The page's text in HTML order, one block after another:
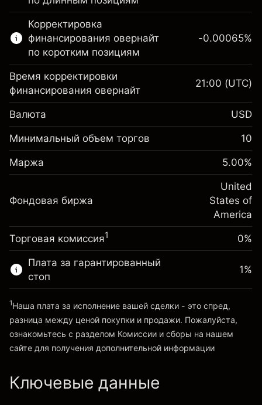
CFD
Маржа. Ваши
инвестиции
$1,000.00
Корректировка за
овернайт
Сборы рассчитываются от
полной стоимости позиции
%
(-$4.31)
~$20,000.00
$19,000.00
Корректировка
финансирования овернайт
по коротким позициям
Маржа. Ваши
инвестиции
$1,000.00
овернайт
полной стоимости позиции
-0.000654
%
(-$0.13)
Размер сделки с левереджем
~$20,000.00
Средства от левереджа ~ $
Перейти на платформу
-0.00065%
Время корректировки
финансирования овернайт
21:00 (UTC)
Валюта USD
Минимальный объем торгов 10
Маржа 5.00%
Фондовая биржа
United
States of
America
Торговая комиссия1 0%
Плата за гарантированный
стоп
«Комиссии и сборы»
1%
1Наша плата за исполнение вашей сделки - это спред,
разница между ценой покупки и продажи. Пожалуйста,
ознакомьтесь с разделом Комиссии и сборы на нашем
сайте для получения дополнительной информации
Ключевые данные